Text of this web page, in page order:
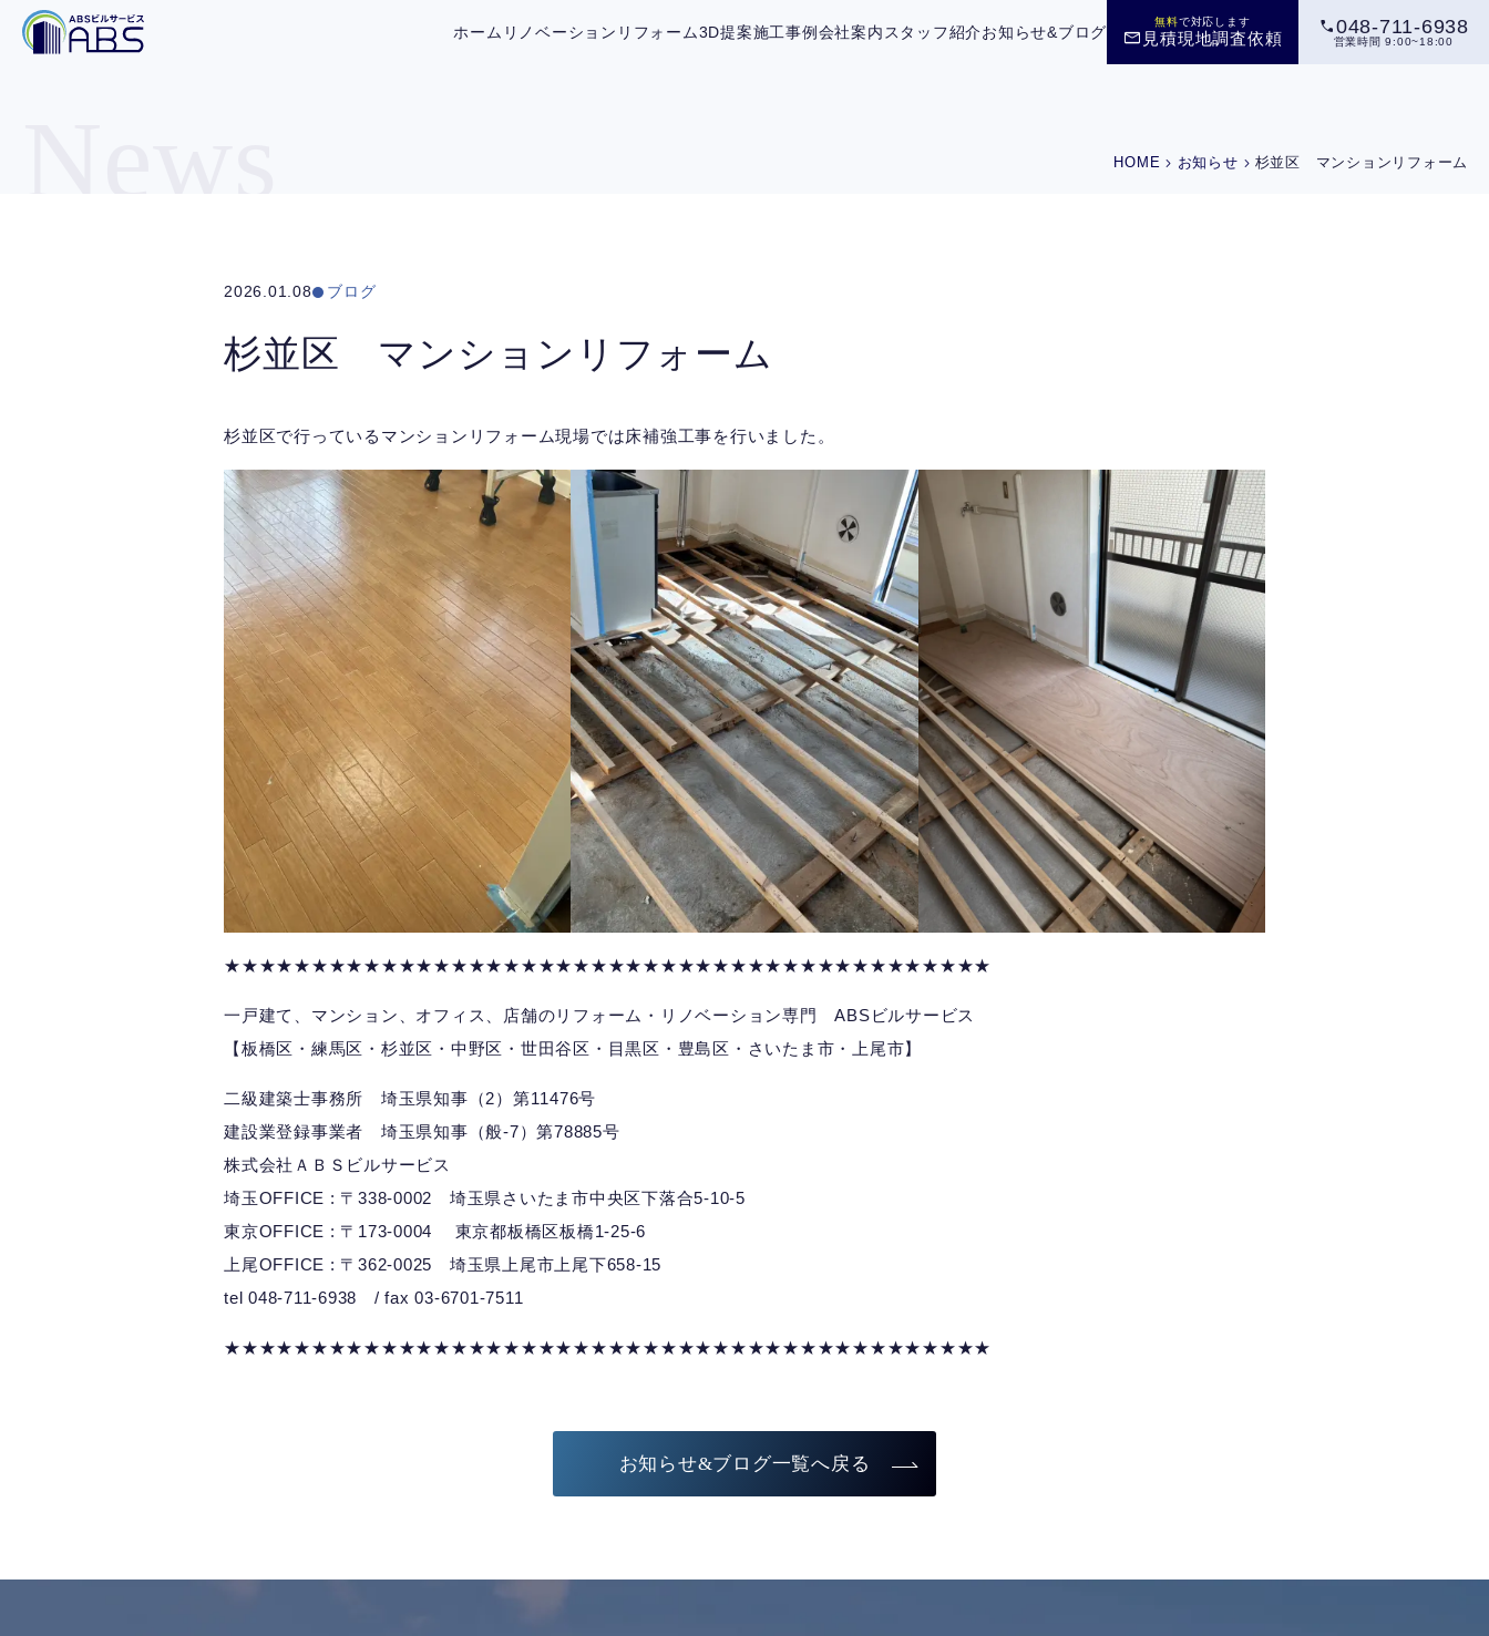
ホーム リノベーション リフォーム3D提案施工事例 会社案内 スタッフ紹介お知らせ&ブログ
無料で対応します
mail 見積現地調査依頼
call048-711-6938
営業時間 9:00~18:00
HOME chevron_right お知らせ chevron_right 杉並区 マンションリフォーム
2026.01.08 ブログ
杉並区 マンションリフォーム
杉並区で行っているマンションリフォーム現場では床補強工事を行いました。
★★★★★★★★★★★★★★★★★★★★★★★★★★★★★★★★★★★★★★★★★★★★
一戸建て、マンション、オフィス、店舗のリフォーム・リノベーション専門 ABSビルサービス
【板橋区・練馬区・杉並区・中野区・世田谷区・目黒区・豊島区・さいたま市・上尾市】
二級建築士事務所 埼玉県知事（2）第11476号
建設業登録事業者 埼玉県知事（般-7）第78885号
株式会社ＡＢＳビルサービス
埼玉OFFICE : 〒338-0002 埼玉県さいたま市中央区下落合5-10-5
東京OFFICE : 〒173-0004 東京都板橋区板橋1-25-6
上尾OFFICE : 〒362-0025 埼玉県上尾市上尾下658-15
tel 048-711-6938 / fax 03-6701-7511
★★★★★★★★★★★★★★★★★★★★★★★★★★★★★★★★★★★★★★★★★★★★
お知らせ&ブログ一覧へ戻る